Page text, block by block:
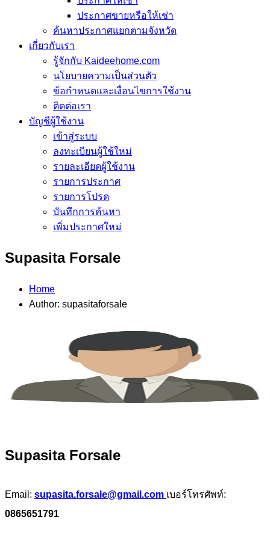
ประกาศขายหรือให้เช่า
ค้นหาประกาศแยกตามจังหวัด
เกี่ยวกับเรา
รู้จักกับ Kaideehome.com
นโยบายความเป็นส่วนตัว
ข้อกำหนดและเงื่อนไขการใช้งาน
ติดต่อเรา
บัญชีผู้ใช้งาน
เข้าสู่ระบบ
ลงทะเบียนผู้ใช้ใหม่
รายละเอียดผู้ใช้งาน
รายการประกาศ
รายการโปรด
บันทึกการค้นหา
เพิ่มประกาศใหม่
Supasita Forsale
Home
Author: supasitaforsale
Supasita Forsale
Email: supasita.forsale@gmail.com เบอร์โทรศัพท์:
0865651791